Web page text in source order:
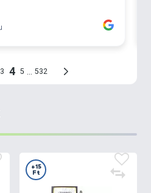
+15
Ft